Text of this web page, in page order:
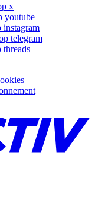
x
youtube
instagram
telegram
threads